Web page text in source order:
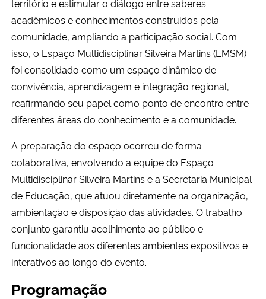
território e estimular o diálogo entre saberes
acadêmicos e conhecimentos construídos pela
comunidade, ampliando a participação social. Com
isso, o Espaço Multidisciplinar Silveira Martins (EMSM)
foi consolidado como um espaço dinâmico de
convivência, aprendizagem e integração regional,
reafirmando seu papel como ponto de encontro entre
diferentes áreas do conhecimento e a comunidade.
A preparação do espaço ocorreu de forma
colaborativa, envolvendo a equipe do Espaço
Multidisciplinar Silveira Martins e a Secretaria Municipal
de Educação, que atuou diretamente na organização,
ambientação e disposição das atividades. O trabalho
conjunto garantiu acolhimento ao público e
funcionalidade aos diferentes ambientes expositivos e
interativos ao longo do evento.
Programação